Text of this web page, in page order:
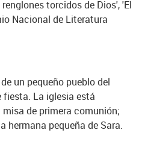
renglones torcidos de Dios', 'El
Nacional de Literatura
un pequeño pueblo del
La iglesia está
de primera comunión;
hermana pequeña de Sara.